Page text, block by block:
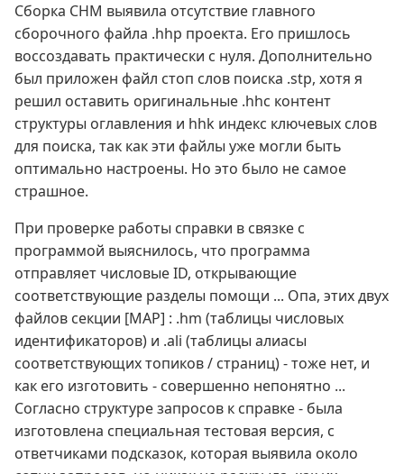
Сборка CHM выявила отсутствие главного
сборочного файла .hhp проекта. Его пришлось
воссоздавать практически с нуля. Дополнительно
был приложен файл стоп слов поиска .stp, хотя я
решил оставить оригинальные .hhc контент
структуры оглавления и hhk индекс ключевых слов
для поиска, так как эти файлы уже могли быть
оптимально настроены. Но это было не самое
страшное.
При проверке работы справки в связке с
программой выяснилось, что программа
отправляет числовые ID, открывающие
соответствующие разделы помощи ... Опа, этих двух
файлов секции [MAP] : .hm (таблицы числовых
идентификаторов) и .ali (таблицы алиасы
соответствующих топиков / страниц) - тоже нет, и
как его изготовить - совершенно непонятно ...
Согласно структуре запросов к справке - была
изготовлена специальная тестовая версия, с
ответчиками подсказок, которая выявила около